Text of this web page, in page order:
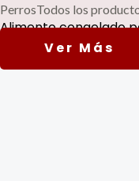
PerrosTodos los
Alimento congelado
Read more